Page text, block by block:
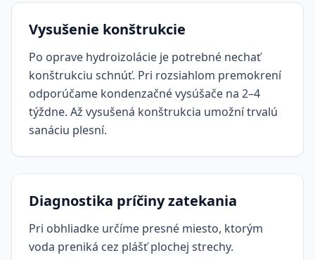
Vysušenie konštrukcie
Po oprave hydroizolácie je potrebné nechať
konštrukciu schnúť. Pri rozsiahlom premokrení
odporúčame kondenzačné vysúšače na 2–4
týždne. Až vysušená konštrukcia umožní trvalú
sanáciu plesní.
Diagnostika príčiny zatekania
Pri obhliadke určíme presné miesto, ktorým
voda preniká cez plášť plochej strechy.